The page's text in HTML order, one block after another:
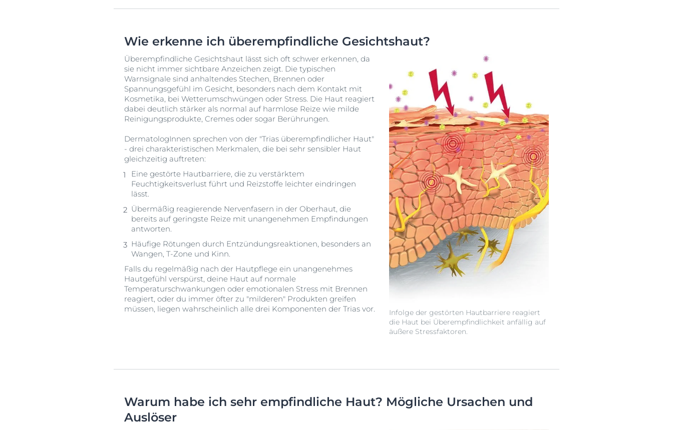
Wie erkenne ich überempfindliche Gesichtshaut?
Infolge der gestörten Hautbarriere reagiert
die Haut bei Überempfindlichkeit anfällig auf
äußere Stressfaktoren.
Überempfindliche Gesichtshaut lässt sich oft schwer erkennen, da
sie nicht immer sichtbare Anzeichen zeigt. Die typischen
Warnsignale sind anhaltendes Stechen, Brennen oder
Spannungsgefühl im Gesicht, besonders nach dem Kontakt mit
Kosmetika, bei Wetterumschwüngen oder Stress. Die Haut reagiert
dabei deutlich stärker als normal auf harmlose Reize wie milde
Reinigungsprodukte, Cremes oder sogar Berührungen.
DermatologInnen sprechen von der "Trias überempfindlicher Haut"
- drei charakteristischen Merkmalen, die bei sehr sensibler Haut
gleichzeitig auftreten:
Eine gestörte Hautbarriere, die zu verstärktem
Feuchtigkeitsverlust führt und Reizstoffe leichter eindringen
lässt.
Übermäßig reagierende Nervenfasern in der Oberhaut, die
bereits auf geringste Reize mit unangenehmen Empfindungen
antworten.
Häufige Rötungen durch Entzündungsreaktionen, besonders an
Wangen, T-Zone und Kinn.
Falls du regelmäßig nach der Hautpflege ein unangenehmes
Hautgefühl verspürst, deine Haut auf normale
Temperaturschwankungen oder emotionalen Stress mit Brennen
reagiert, oder du immer öfter zu "milderen" Produkten greifen
müssen, liegen wahrscheinlich alle drei Komponenten der Trias vor.
Warum habe ich sehr empfindliche Haut? Mögliche Ursachen und
Auslöser